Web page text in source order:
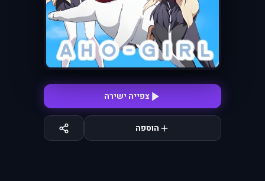
צפייה ישירה
הוספה